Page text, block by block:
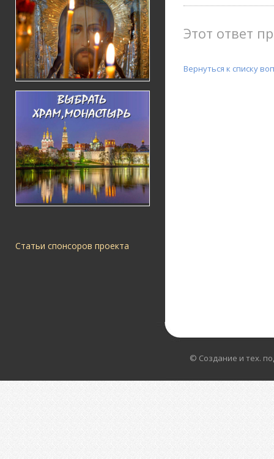
Статьи спонсоров проекта
Этот ответ
Вернуться к списку
© Создание и тех.